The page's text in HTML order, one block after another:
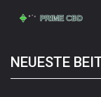
NEUESTE